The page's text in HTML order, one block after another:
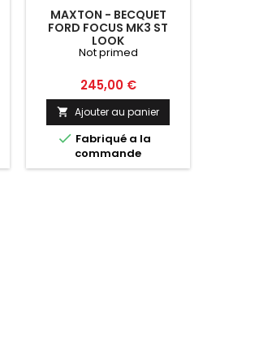
MAXTON - BECQUET
FORD FOCUS MK3 ST
LOOK
Not primed
Prix
245,00 €
 Ajouter au panier
 Fabriqué a la
commande